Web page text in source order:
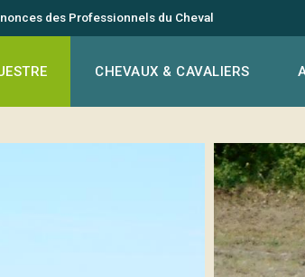
des Professionnels du Cheval
CHEVAUX & CAVALIERS